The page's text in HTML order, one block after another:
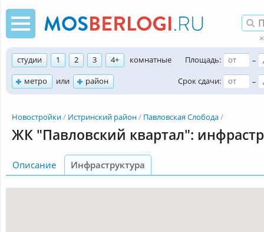
студии 1 2 3 4+
комнатные
метро
или район
Площадь:
–
Срок сдачи:
–
Новостройки Истринский район Павловская Слобода
ЖК "Павловский квартал":
Описание Инфраструктура